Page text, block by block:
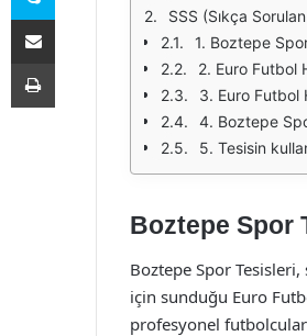
SSS (Sıkça
1. Boztepe
2. Euro Futbol
3. Euro Futbol
4. Boztepe
5. Tesisin
Boztepe Spor
Boztepe Spor
için sunduğu Euro
profesyonel futbolcular
E-Posta ile paylaş